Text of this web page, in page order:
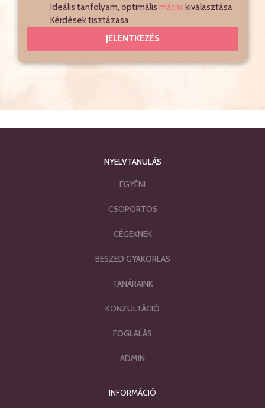
Ideális tanfolyam, optimális mátrix kiválasztása
Kérdések tisztázása
JELENTKEZÉS
NYELVTANULÁS
EGYÉNI
CSOPORTOS
CÉGEKNEK
BESZÉD GYAKORLÁS
TANÁRAINK
KONZULTÁCIÓ
FOGLALÁS
ADMIN
INFORMÁCIÓ